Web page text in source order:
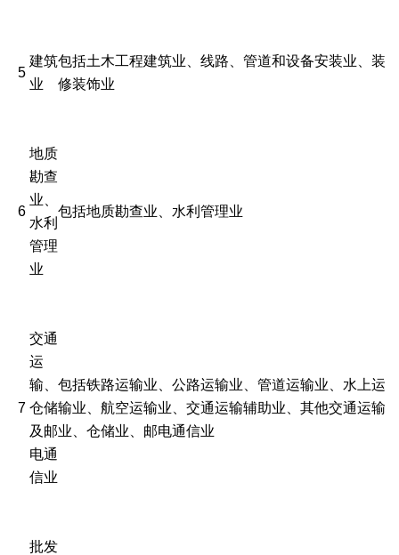
5
建筑
业
包括土木工程建筑业、线路、管道和设备安装业、装
修装饰业
6
地质
勘查
业、
水利
管理
业
包括地质勘查业、水利管理业
7
交通
运
输、
仓储
及邮
电通
信业
包括铁路运输业、公路运输业、管道运输业、水上运
输业、航空运输业、交通运输辅助业、其他交通运输
业、仓储业、邮电通信业
批发